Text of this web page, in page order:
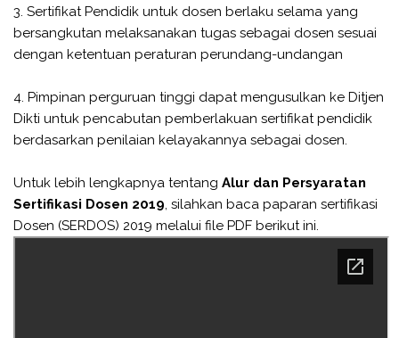
3. Sertifikat Pendidik untuk dosen berlaku selama yang
bersangkutan melaksanakan tugas sebagai dosen sesuai
dengan ketentuan peraturan perundang-undangan
4. Pimpinan perguruan tinggi dapat mengusulkan ke Ditjen
Dikti untuk pencabutan pemberlakuan sertifikat pendidik
berdasarkan penilaian kelayakannya sebagai dosen.
Untuk lebih lengkapnya tentang Alur dan Persyaratan
Sertifikasi Dosen 2019, silahkan baca paparan sertifikasi
Dosen (SERDOS) 2019 melalui file PDF berikut ini.